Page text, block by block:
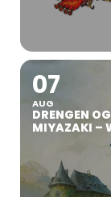
07
AUG
DRENGEN
MIYAZAKI –